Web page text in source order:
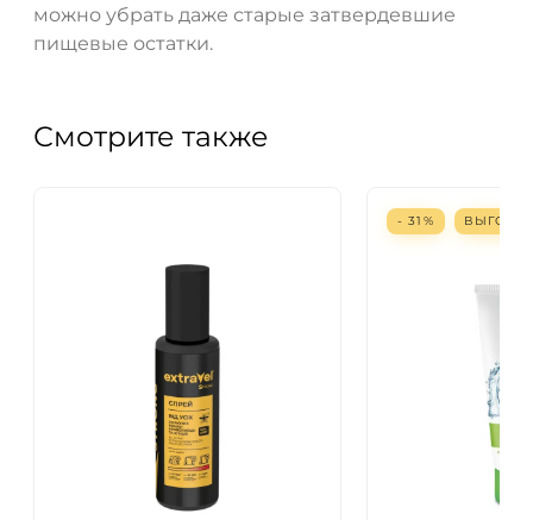
можно убрать даже старые затвердевшие
пищевые остатки.
Смотрите также
- 31% ВЫГОДА